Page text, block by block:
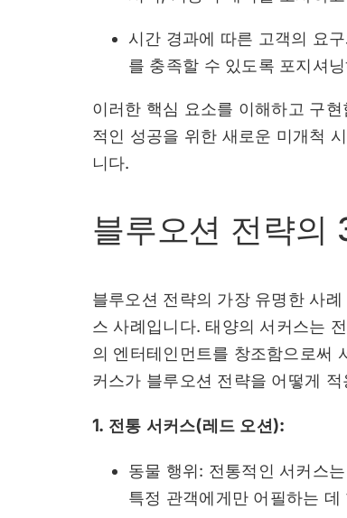
시간 경과에 따른 고객의 요
를 충족할 수 있도록 포지셔
이러한 핵심 요소를 이해하고 구
적인 성공을 위한 새로운 미개척
니다.
블루오션 전략의
블루오션 전략의 가장 유명한 사
스 사례입니다. 태양의 서커스는
의 엔터테인먼트를 창조함으로써
커스가 블루오션 전략을 어떻게
1. 전통 서커스(레드 오션):
동물 행위: 전통적인 서커스
특정 관객에게만 어필하는